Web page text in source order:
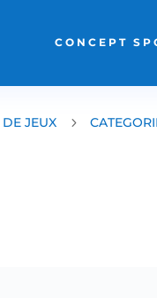
CONCEPT
JEUX 5